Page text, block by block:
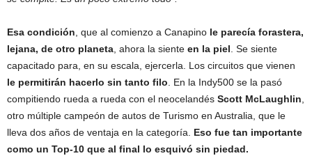
Esa condición, que al comienzo a Canapino le parecía forastera,
lejana, de otro planeta, ahora la siente en la piel. Se siente
capacitado para, en su escala, ejercerla. Los circuitos que vienen
le permitirán hacerlo sin tanto filo. En la Indy500 se la pasó
compitiendo rueda a rueda con el neocelandés Scott McLaughlin,
otro múltiple campeón de autos de Turismo en Australia, que le
lleva dos años de ventaja en la categoría. Eso fue tan importante
como un Top-10 que al final lo esquivó sin piedad.